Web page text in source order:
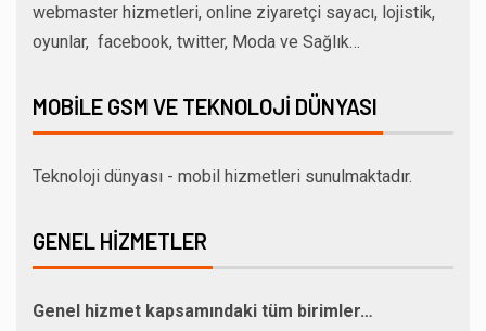
webmaster hizmetleri, online ziyaretçi sayacı, lojistik,
oyunlar, facebook, twitter, Moda ve Sağlık…
MOBILE GSM VE TEKNOLOJI DÜNYASI
Teknoloji dünyası - mobil hizmetleri sunulmaktadır.
GENEL HIZMETLER
Genel hizmet kapsamındaki tüm birimler…